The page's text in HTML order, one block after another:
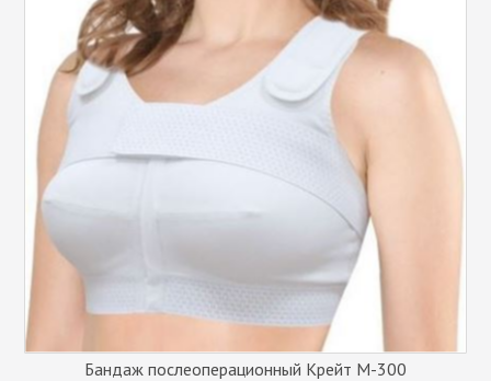
Бандаж послеоперационный Крейт М-300